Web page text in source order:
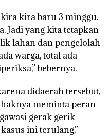
kira baru 3 minggu.
Jadi yang kita tetapkan
lahan dan pengelolah
warga, total ada
bebernya.
didaerah tersebut,
meminta peran
gerak gerik
ini terulang,”